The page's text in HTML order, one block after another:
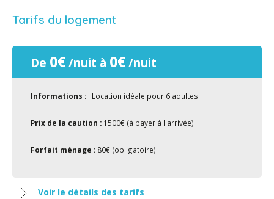
Tarifs du logement
De 0€/nuit à 0€/nuit
Informations : Location idéale pour 6 adultes
Prix de la caution : 1500€ (à payer à l'arrivée)
Forfait ménage : 80€ (obligatoire)
Voir le détails des tarifs